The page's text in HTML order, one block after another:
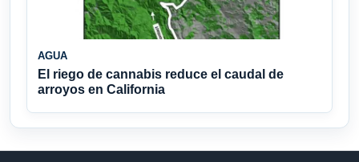
AGUA
El riego de cannabis reduce el caudal de
arroyos en California